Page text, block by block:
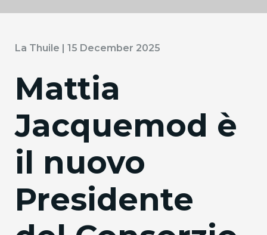
La Thuile | 15 December 2025
Mattia
Jacquemod è
il nuovo
Presidente